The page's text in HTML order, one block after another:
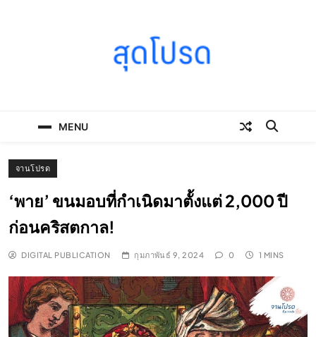
MENU
จานโปรด
‘พาย’ ขนมอบที่กำเนิดมาตั้งแต่ 2,000 ปี
ก่อนคริสตกาล!
DIGITAL PUBLICATION กุมภาพันธ์ 9, 2024 0 1 MINS